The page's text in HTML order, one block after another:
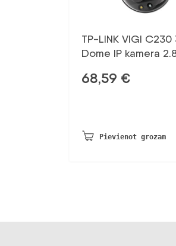
TP-LINK VIGI C230
Dome IP kamera
68,59 €
Pievienot grozam